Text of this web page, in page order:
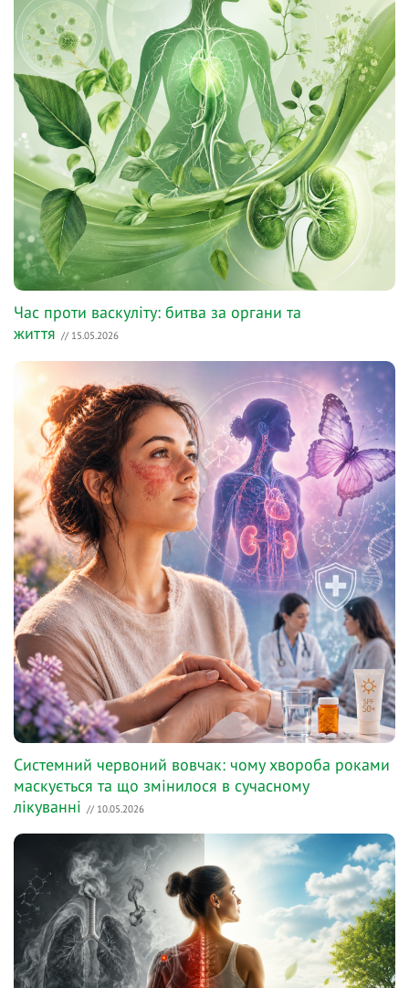
Час проти васкуліту: битва за органи та
життя // 15.05.2026
Системний червоний вовчак: чому хвороба роками
маскується та що змінилося в сучасному
лікуванні // 10.05.2026